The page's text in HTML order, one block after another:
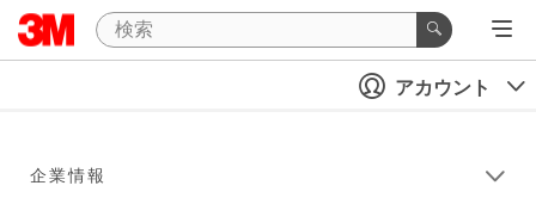
アカウント
企業情報